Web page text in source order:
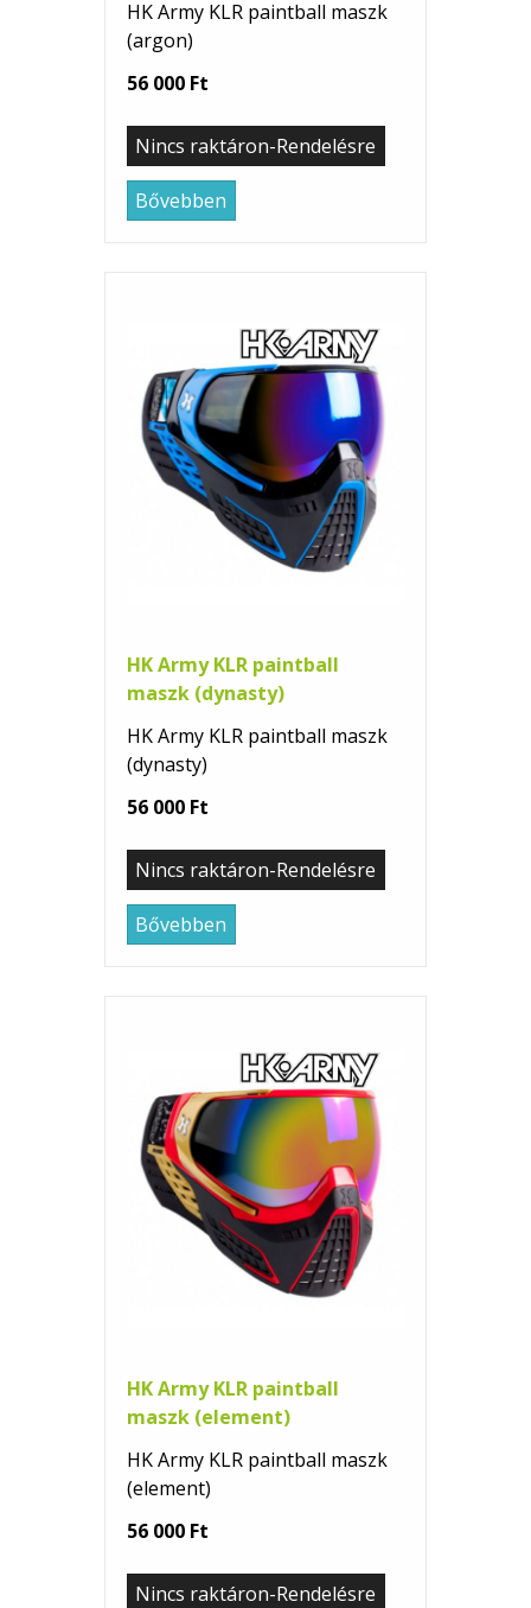
HK Army KLR paintball maszk
(argon)
56 000 Ft
Nincs raktáron-Rendelésre
Bővebben
HK Army KLR paintball
maszk (dynasty)
HK Army KLR paintball maszk
(dynasty)
56 000 Ft
Nincs raktáron-Rendelésre
Bővebben
HK Army KLR paintball
maszk (element)
HK Army KLR paintball maszk
(element)
56 000 Ft
Nincs raktáron-Rendelésre